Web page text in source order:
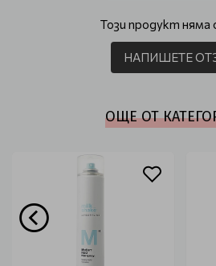
Този продукт няма
НАПИШЕТЕ
ОЩЕ ОТ